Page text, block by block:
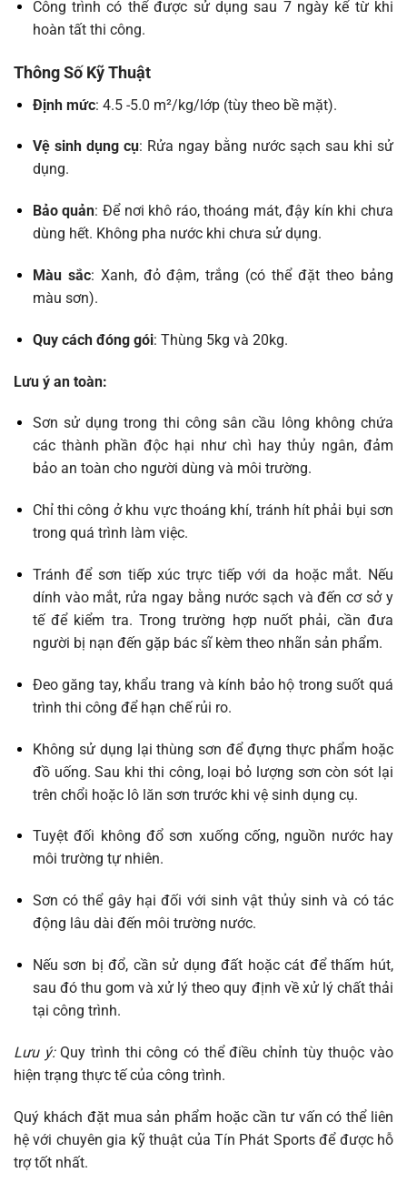
Công trình có thể được sử dụng sau 7 ngày kể từ khi
hoàn tất thi công.
Thông Số Kỹ Thuật
Định mức: 4.5 -5.0 m²/kg/lớp (tùy theo bề mặt).
Vệ sinh dụng cụ: Rửa ngay bằng nước sạch sau khi sử
dụng.
Bảo quản: Để nơi khô ráo, thoáng mát, đậy kín khi chưa
dùng hết. Không pha nước khi chưa sử dụng.
Màu sắc: Xanh, đỏ đậm, trắng (có thể đặt theo bảng
màu sơn).
Quy cách đóng gói: Thùng 5kg và 20kg.
Lưu ý an toàn:
Sơn sử dụng trong thi công sân cầu lông không chứa
các thành phần độc hại như chì hay thủy ngân, đảm
bảo an toàn cho người dùng và môi trường.
Chỉ thi công ở khu vực thoáng khí, tránh hít phải bụi sơn
trong quá trình làm việc.
Tránh để sơn tiếp xúc trực tiếp với da hoặc mắt. Nếu
dính vào mắt, rửa ngay bằng nước sạch và đến cơ sở y
tế để kiểm tra. Trong trường hợp nuốt phải, cần đưa
người bị nạn đến gặp bác sĩ kèm theo nhãn sản phẩm.
Đeo găng tay, khẩu trang và kính bảo hộ trong suốt quá
trình thi công để hạn chế rủi ro.
Không sử dụng lại thùng sơn để đựng thực phẩm hoặc
đồ uống. Sau khi thi công, loại bỏ lượng sơn còn sót lại
trên chổi hoặc lô lăn sơn trước khi vệ sinh dụng cụ.
Tuyệt đối không đổ sơn xuống cống, nguồn nước hay
môi trường tự nhiên.
Sơn có thể gây hại đối với sinh vật thủy sinh và có tác
động lâu dài đến môi trường nước.
Nếu sơn bị đổ, cần sử dụng đất hoặc cát để thấm hút,
sau đó thu gom và xử lý theo quy định về xử lý chất thải
tại công trình.
Lưu ý:Quy trình thi công có thể điều chỉnh tùy thuộc vào
hiện trạng thực tế của công trình.
Quý khách đặt mua sản phẩm hoặc cần tư vấn có thể liên
hệ với chuyên gia kỹ thuật của Tín Phát Sports để được hỗ
trợ tốt nhất.